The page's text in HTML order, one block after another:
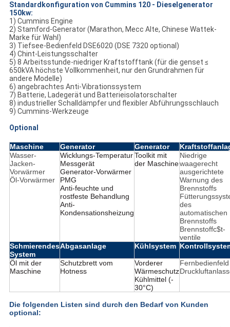
Standardkonfiguration von Cummins 120 - Dieselgenerator
150kw:
1) Cummins Engine
2) Stamford-Generator (Marathon, Mecc Alte, Chinese Wattek-
Marke für Wahl)
3) Tiefsee-Bedienfeld DSE6020 (DSE 7320 optional)
4) Chint-Leistungsschalter
5) 8 Arbeitsstunde-niedriger Kraftstofftank (für die genset ≤
650kVA höchste Vollkommenheit, nur den Grundrahmen für
andere Modelle)
6) angebrachtes Anti-Vibrationssystem
7) Batterie, Ladegerät und Batterieisolatorschalter
8) industrieller Schalldämpfer und flexibler Abführungsschlauch
9) Cummins-Werkzeuge
Optional
Maschine Generator Generator
Wasser-
Jacken-
Vorwärmer
Öl-Vorwärmer
Wicklungs-Temperatur
Messgerät
Generator-Vorwärmer
PMG
Anti-feuchte und
rostfeste Behandlung
Anti-
Kondensationsheizung
Toolkit mit
der Maschine
Niedrige
waagerecht
ausgerichtete
Warnung des
Brennstoffs
des
automatischen
Brennstoffs
Brennstoffc$t-
ventile
Schmierendes
System
Abgasanlage Kühlsystem
Öl mit der
Maschine
Schutzbrett vom
Hotness
Vorderer
Wärmeschutz
Kühlmittel (-
30°C)
Fernbedienfeld
Die folgenden Listen sind durch den Bedarf von Kunden
optional: